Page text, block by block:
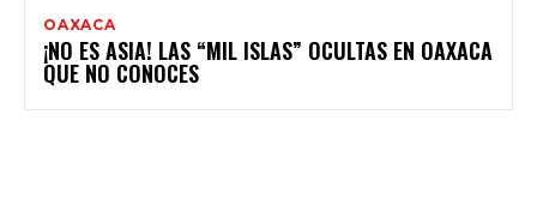
OAXACA
¡NO ES ASIA! LAS “MIL ISLAS” OCULTAS EN OAXACA
QUE NO CONOCES